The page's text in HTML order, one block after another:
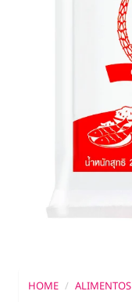
HOME / ALIMENTOS